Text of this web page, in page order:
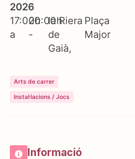
2026
17:00h
a
20:00h
-
la Riera
de
Gaià
Plaça
Major
Arts de carrer
Instal·lacions / Jocs
Informació